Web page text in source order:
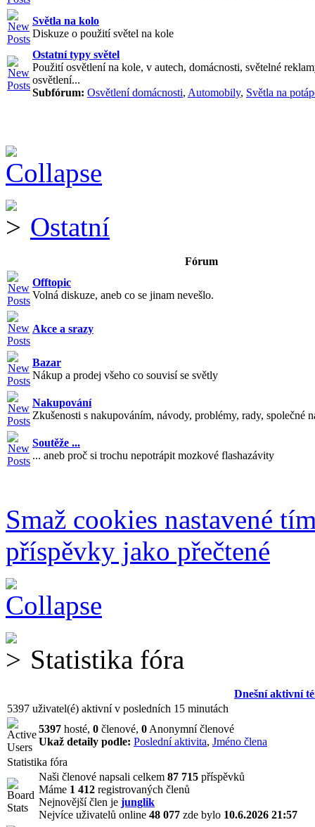
Světla na kolo
Diskuze o použití světel na kole
Ostatní typy světel
Použití osvětlení na kole, v autech, domácnosti, světelné
osvětlení...
Subfórum: Osvětlení domácnosti, Automobily, Světla na
Ostatní
Fórum
Offtopic
Volná diskuze, aneb co se jinam nevešlo.
Akce a srazy
Bazar
Nákup a prodej všeho co souvisí se světly
Nakupování
Zkušenosti s nakupováním, návody, problémy, rady, společné
Soutěže ...
... aneb proč si trochu nepotrápit mozkové flashazávity
Smaž cookies nastavené
příspěvky jako přečtené
Statistika fóra
Dnešní aktivní
5397 uživatel(é) aktivní v posledních 15 minutách
5397 hosté, 0 členové, 0 Anonymní členové
Ukaž detaily podle: Poslední aktivita, Jméno člena
Statistika fóra
Naši členové napsali celkem 87 715 příspěvků
Máme 1 412 registrovaných členů
Nejnovější člen je junglik
Nejvíce uživatelů online 48 077 zde bylo 10.6.2026 21:57